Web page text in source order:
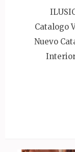
Catalogo
Nuevo